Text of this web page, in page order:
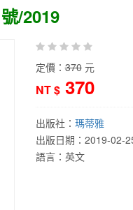
/2019
定價：370元
NT $370
出版社： 瑪蒂雅
出版日期： 2019-02-
語言： 英文